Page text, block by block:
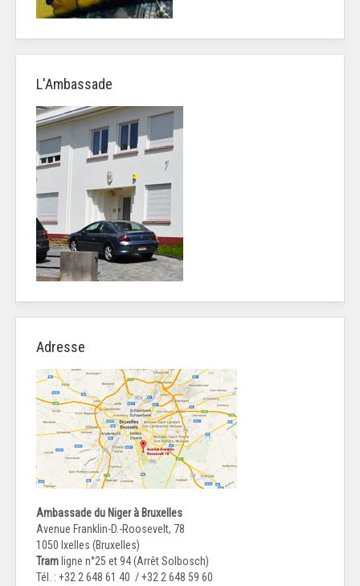
L'Ambassade
Adresse
Ambassade du Niger à Bruxelles
Avenue Franklin-D.-Roosevelt, 78
1050 Ixelles (Bruxelles)
Tram ligne n°25 et 94 (Arrêt Solbosch)
Tél. : +32 2 648 61 40 / +32 2 648 59 60